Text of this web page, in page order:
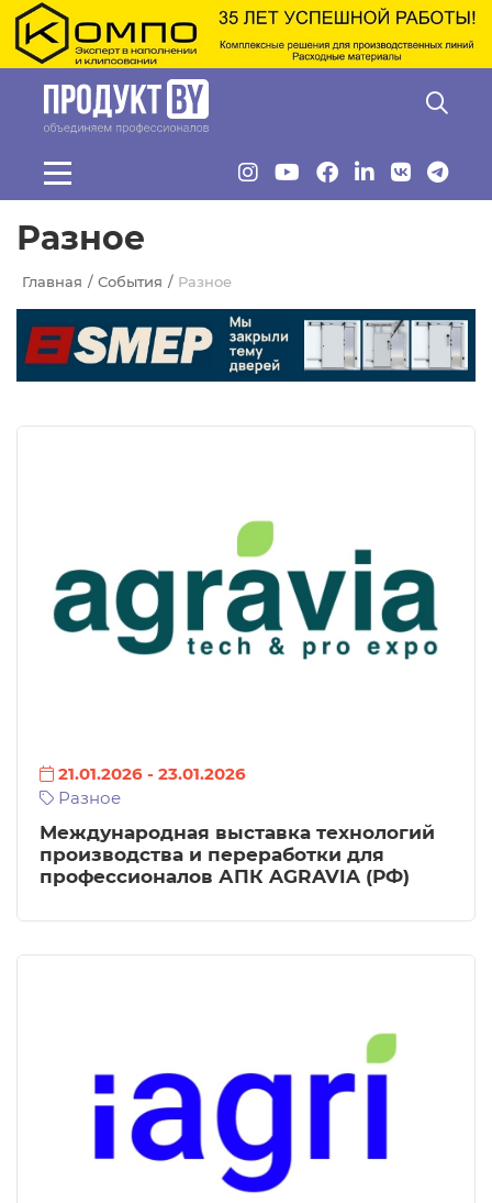
Перейти к основному содержанию
Разное
Главная События Разное
21.01.2026 - 23.01.2026
Разное
Международная выставка технологий
производства и переработки для
профессионалов АПК AGRAVIA (РФ)